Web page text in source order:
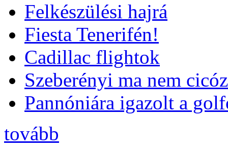
Felkészülési hajrá
Fiesta Tenerifén!
Cadillac flightok
Szeberényi ma nem
Pannóniára igazolt a
tovább